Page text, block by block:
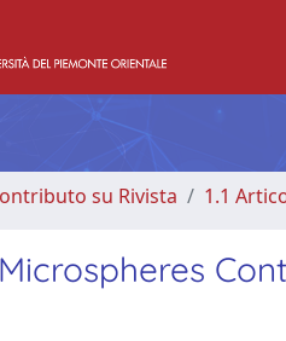
su Rivista 1.1